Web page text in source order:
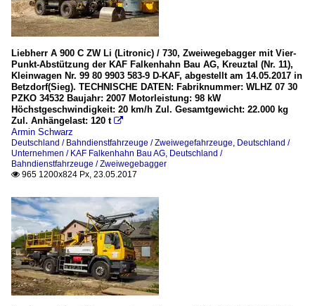
Liebherr A 900 C ZW Li (Litronic) / 730, Zweiwegebagger mit Vier-
Punkt-Abstützung der KAF Falkenhahn Bau AG, Kreuztal (Nr. 11),
Kleinwagen Nr. 99 80 9903 583-9 D-KAF, abgestellt am 14.05.2017 in
Betzdorf(Sieg). TECHNISCHE DATEN: Fabriknummer: WLHZ 07 30
PZKO 34532 Baujahr: 2007 Motorleistung: 98 kW
Höchstgeschwindigkeit: 20 km/h Zul. Gesamtgewicht: 22.000 kg
Zul. Anhängelast: 120 t 
Armin Schwarz
Deutschland / Bahndienstfahrzeuge / Zweiwegefahrzeuge, Deutschland /
Unternehmen / KAF Falkenhahn Bau AG, Deutschland /
Bahndienstfahrzeuge / Zweiwegebagger
 965 1200x824 Px, 23.05.2017